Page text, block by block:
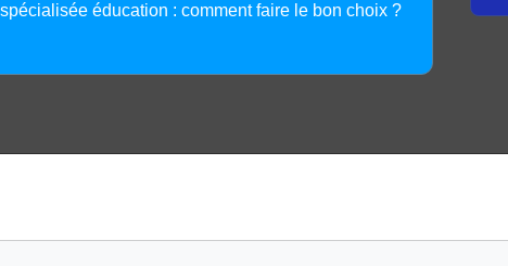
éducation : comment faire le bon choix ?